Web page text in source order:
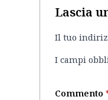
Lascia
Il tuo
I campi
Commento